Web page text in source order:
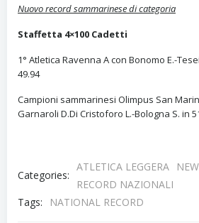
Nuovo record sammarinese di categoria
Staffetta 4×100 Cadetti
1° Atletica Ravenna A con Bonomo E.-
49.94
Campioni sammarinesi Olimpus San
Garnaroli D.Di Cristoforo L.-Bologna S. in
Categories:
ATLETICA LEGGERA
RECORD NAZIONALI
Tags:
NATIONAL RECORD